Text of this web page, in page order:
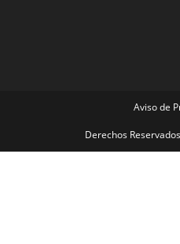
Aviso de
Derechos